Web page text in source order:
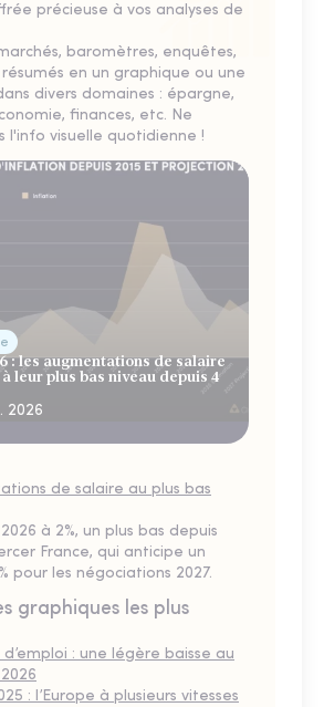
précieuse à vos analyses de
baromètres, enquêtes,
résumés en un graphique ou une
divers domaines : épargne,
finances, etc. Ne
l'info visuelle quotidienne !
: les augmentations de salaire
leur plus bas niveau depuis 4
2026
de salaire au plus bas
à 2%, un plus bas depuis
France, qui anticipe un
pour les négociations 2027.
graphiques les plus
: une légère baisse au
: l’Europe à plusieurs vitesses